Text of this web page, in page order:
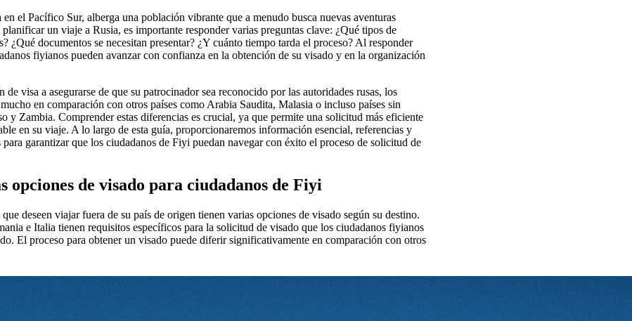
el Pacífico Sur, alberga una población vibrante que a menudo busca nuevas aventuras
un viaje a Rusia, es importante responder varias preguntas clave: ¿Qué tipos de
¿Qué documentos se necesitan presentar? ¿Y cuánto tiempo tarda el proceso? Al responder
fiyianos pueden avanzar con confianza en la obtención de su visado y en la organización
visa a asegurarse de que su patrocinador sea reconocido por las autoridades rusas, los
en comparación con otros países como Arabia Saudita, Malasia o incluso países sin
y Zambia. Comprender estas diferencias es crucial, ya que permite una solicitud más eficiente
en su viaje. A lo largo de esta guía, proporcionaremos información esencial, referencias y
para garantizar que los ciudadanos de Fiyi puedan navegar con éxito el proceso de solicitud de
opciones de visado para ciudadanos de Fiyi
deseen viajar fuera de su país de origen tienen varias opciones de visado según su destino.
e Italia tienen requisitos específicos para la solicitud de visado que los ciudadanos fiyianos
El proceso para obtener un visado puede diferir significativamente en comparación con otros